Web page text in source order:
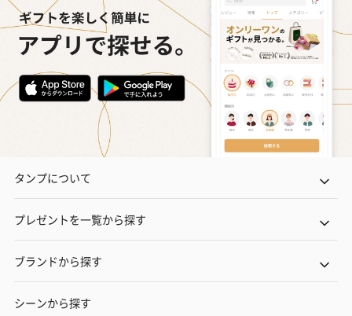
タンプについて
プレゼントを一覧から探す
ブランドから探す
シーンから探す